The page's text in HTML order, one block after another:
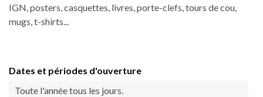
IGN, posters, casquettes, livres, porte-clefs, tours de cou,
mugs, t-shirts...
Dates et périodes d'ouverture
Toute l'année tous les jours.